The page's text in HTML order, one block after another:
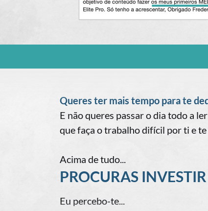
Queres ter mais tempo para te
E não queres passar o dia todo a
que faça o trabalho difícil por ti e te
Acima de tudo...
PROCURAS
Eu percebo-te...